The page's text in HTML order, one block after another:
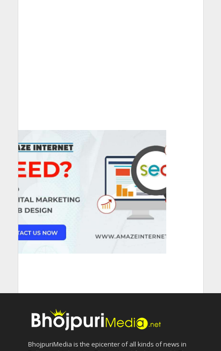
BhojpuriMedia is the epicenter of all kinds of news in